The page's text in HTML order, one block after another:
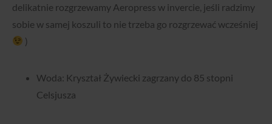
delikatnie rozgrzewamy Aeropress w invercie, jeśli radzimy
sobie w samej koszuli to nie trzeba go rozgrzewać wcześniej
)
Woda: Kryształ Żywiecki zagrzany do 85 stopni
Celsjusza